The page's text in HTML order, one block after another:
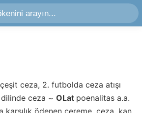
ceza, 2. futbolda ceza atışı
ceza ~ OLat poenalitas a.a.
karşılık ödenen cereme, ceza, kan